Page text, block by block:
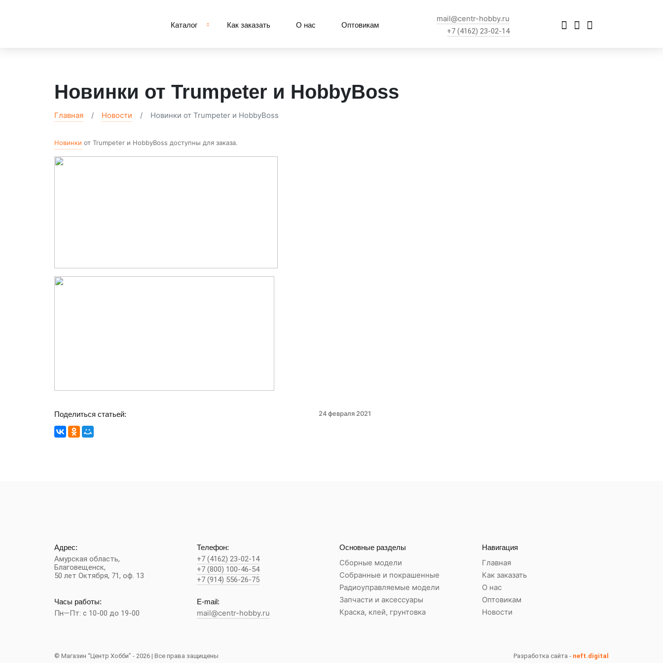
Каталог Как заказать О нас Оптовикам
mail@centr-hobby.ru
+7 (4162) 23-02-14
Новинки от Trumpeter и HobbyBoss
Главная Новости Новинки от Trumpeter и HobbyBoss
Новинки от Trumpeter и HobbyBoss доступны для заказа.
Поделиться статьей: 24 февраля 2021
Адрес:
Амурская область,
Благовещенск,
50 лет Октября, 71, оф. 13
Телефон:
+7 (4162) 23-02-14
+7 (800) 100-46-54
+7 (914) 556-26-75
Часы работы:
Пн—Пт: с 10-00 до 19-00
E-mail:
mail@centr-hobby.ru
Основные разделы
Сборные модели
Собранные и покрашенные
Радиоуправляемые модели
Запчасти и аксессуары
Краска, клей, грунтовка
Навигация
Главная
Как заказать
О нас
Оптовикам
Новости
© Магазин “Центр Хобби” - 2026 | Все права защищены Разработка сайта - neft.digital